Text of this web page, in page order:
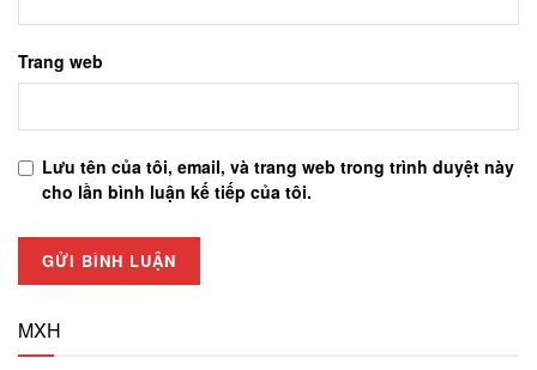
Trang web
Lưu tên của tôi, email, và trang web trong trình duyệt này
cho lần bình luận kế tiếp của tôi.
MXH